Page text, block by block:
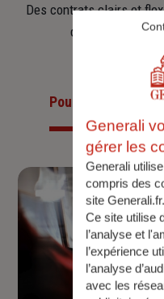
Des contrats clairs et
d’aujourd’hui et
Pour les
Generali
gérer les
Generali
compris des
site Generali.fr.
Ce site utilise
l’analyse et
l’expérience
l’analyse
avec les